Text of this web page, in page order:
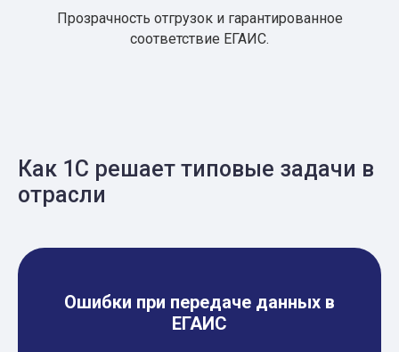
Прозрачность отгрузок и гарантированное
соответствие ЕГАИС.
Как 1С решает типовые задачи в
отрасли
Ошибки при передаче данных в
ЕГАИС